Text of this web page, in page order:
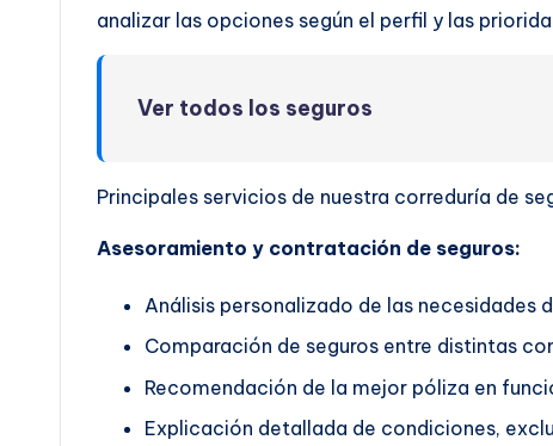
analizar las opciones según el perfil y las
Ver todos los seguros
Principales servicios de nuestra correduría de
Asesoramiento y contratación de seguros:
Análisis personalizado de las necesidades
Comparación de seguros entre distintas
Recomendación de la mejor póliza en
Explicación detallada de condiciones,